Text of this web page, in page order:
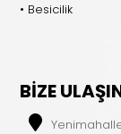
• Besicilik
BİZE